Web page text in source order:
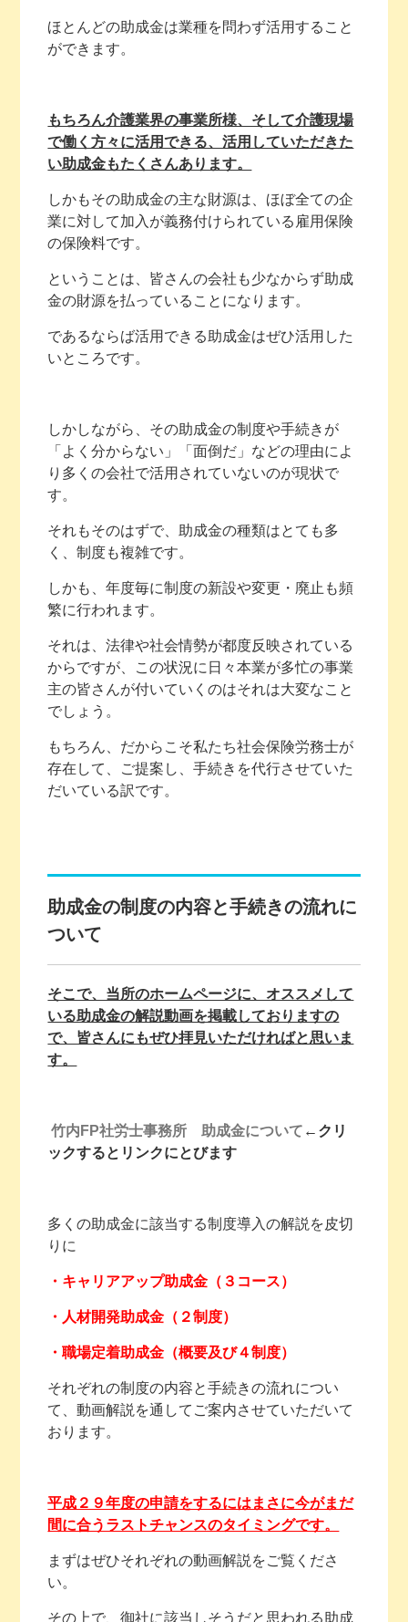
ほとんどの助成金は業種を問わず活用すること
ができます。
もちろん介護業界の事業所様、そして介護現場
で働く方々に活用できる、活用していただきた
い助成金もたくさんあります。
しかもその助成金の主な財源は、ほぼ全ての企
業に対して加入が義務付けられている雇用保険
の保険料です。
ということは、皆さんの会社も少なからず助成
金の財源を払っていることになります。
であるならば活用できる助成金はぜひ活用した
いところです。
しかしながら、その助成金の制度や手続きが
「よく分からない」「面倒だ」などの理由によ
り多くの会社で活用されていないのが現状で
す。
それもそのはずで、助成金の種類はとても多
く、制度も複雑です。
しかも、年度毎に制度の新設や変更・廃止も頻
繁に行われます。
それは、法律や社会情勢が都度反映されている
からですが、この状況に日々本業が多忙の事業
主の皆さんが付いていくのはそれは大変なこと
でしょう。
もちろん、だからこそ私たち社会保険労務士が
存在して、ご提案し、手続きを代行させていた
だいている訳です。
助成金の制度の内容と手続きの流れに
ついて
そこで、当所のホームページに、オススメして
いる助成金の解説動画を掲載しておりますの
で、皆さんにもぜひ拝見いただければと思いま
す。
竹内FP社労士事務所 助成金について ←クリ
ックするとリンクにとびます
多くの助成金に該当する制度導入の解説を皮切
りに
・キャリアアップ助成金（３コース）
・人材開発助成金（２制度）
・職場定着助成金（概要及び４制度）
それぞれの制度の内容と手続きの流れについ
て、動画解説を通してご案内させていただいて
おります。
平成２９年度の申請をするにはまさに今がまだ
間に合うラストチャンスのタイミングです。
まずはぜひそれぞれの動画解説をご覧くださ
い。
その上で、御社に該当しそうだと思われる助成